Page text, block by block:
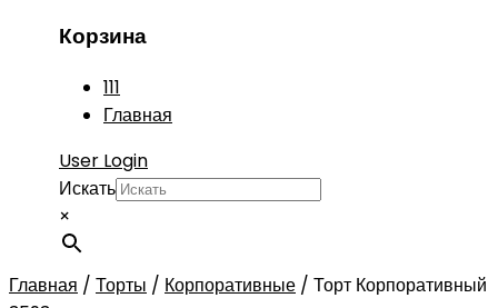
Корзина
111
Главная
User Login
Искать
×
Главная / Торты / Корпоративные / Торт Корпоративный